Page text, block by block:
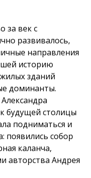
за век с
развивалось,
направления
историю
зданий
доминанты.
будущей столицы
подниматься и
появились собор
каланча,
авторства Андрея